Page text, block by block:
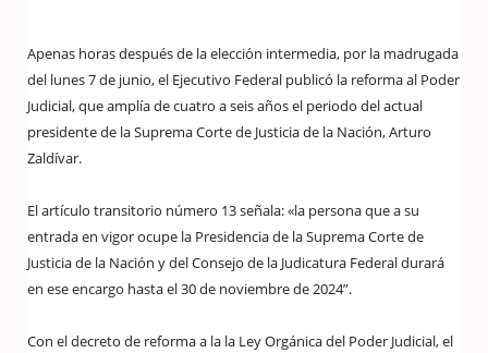
Apenas horas después de la elección intermedia, por la madrugada
del lunes 7 de junio, el Ejecutivo Federal publicó la reforma al Poder
Judicial, que amplía de cuatro a seis años el periodo del actual
presidente de la Suprema Corte de Justicia de la Nación, Arturo
Zaldívar.
El artículo transitorio número 13 señala: «la persona que a su
entrada en vigor ocupe la Presidencia de la Suprema Corte de
Justicia de la Nación y del Consejo de la Judicatura Federal durará
en ese encargo hasta el 30 de noviembre de 2024”.
Con el decreto de reforma a la la Ley Orgánica del Poder Judicial, el